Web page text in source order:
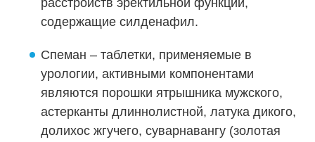
расстройств эректильной функции,
содержащие силденафил.
Спеман – таблетки, применяемые в
урологии, активными компонентами
являются порошки ятрышника мужского,
астерканты длиннолистной, латука дикого,
долихос жгучего, суварнавангу (золотая